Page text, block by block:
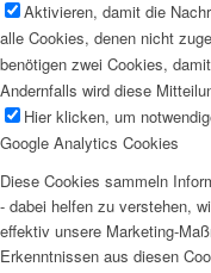
Aktivieren, damit die
alle Cookies, denen nicht
benötigen zwei Cookies,
Andernfalls wird diese
Hier klicken, um
Google Analytics Cookies
Diese Cookies sammeln
- dabei helfen zu verstehen,
effektiv unsere Marketing-
Erkenntnissen aus diesen